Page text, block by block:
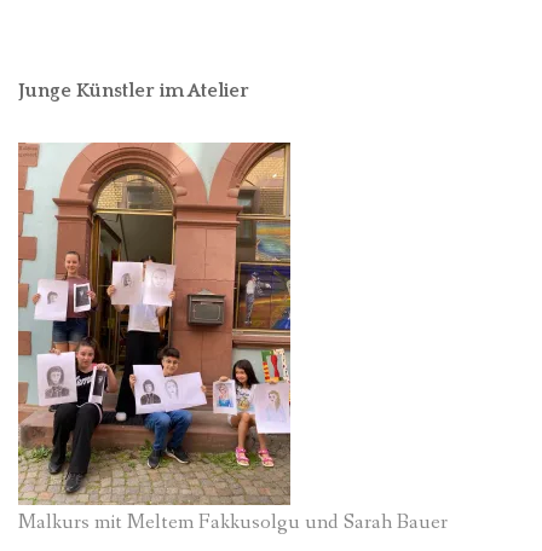
Junge Künstler im Atelier
Malkurs mit Meltem Fakkusolgu und Sarah Bauer